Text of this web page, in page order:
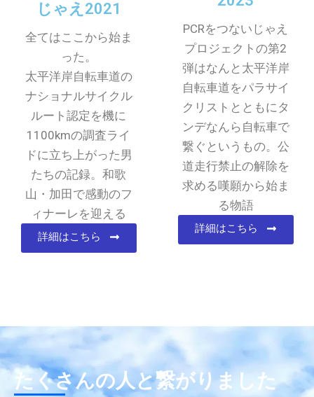
じゃえ2021
全てはここから始ま
った。
太平洋岸自転車道の
ナショナルサイクル
ルート認定を機に
1100kmの調査ライ
ドに立ち上がった男
たちの記録。和歌
山・加田で感動のフ
ィナーレを迎える
詳細はこちら
PCRをつないじゃえ
プロジェクトの第2
弾はなんと太平洋岸
自転車道をパラサイ
クリストとともにタ
ンデなんら自転車で
繋ぐというもの。公
道走行禁止の解除を
求める嘆願から始ま
る物語
詳細はこちら
たくさんの人と繋がりました